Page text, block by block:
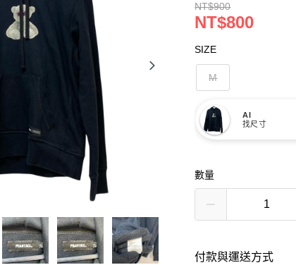
NT$900
NT$800
SIZE
M
AI
找尺寸
數量
付款與運送方式